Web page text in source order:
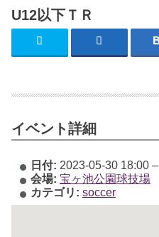
U12以下ＴＲ
イベント詳細
日付: 2023-05-30 18:00–
会場: 宝ヶ池公園球技場
カテゴリ: soccer